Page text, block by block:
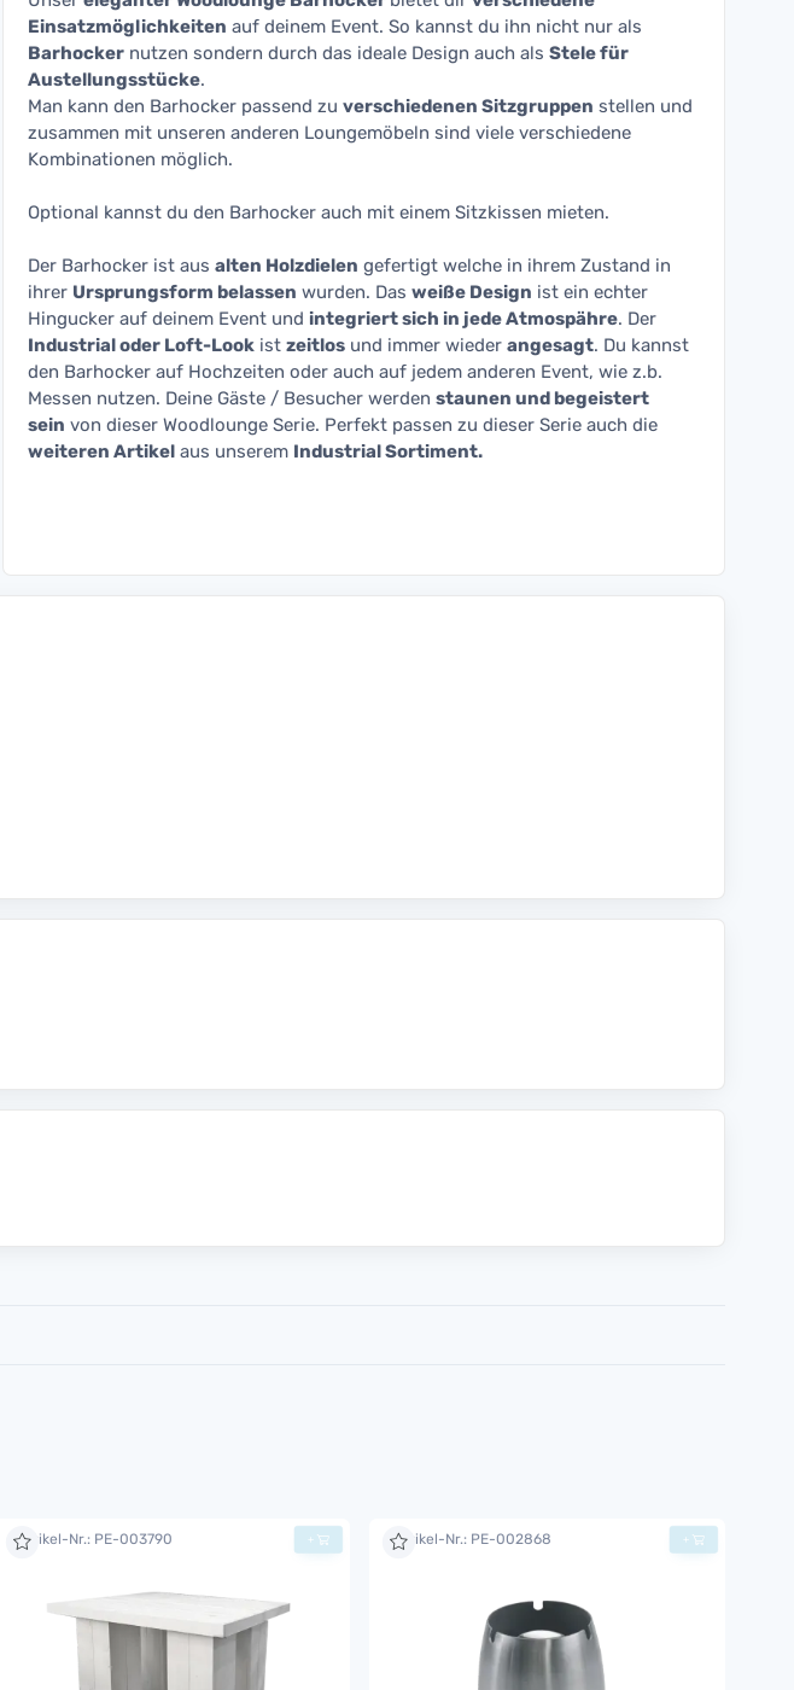
Einsatzmöglichkeiten auf deinem Event. So kannst du ihn nicht nur als
Barhocker nutzen sondern durch das ideale Design auch als Stele für
Austellungsstücke.
Man kann den Barhocker passend zu verschiedenen Sitzgruppen stellen und
zusammen mit unseren anderen Loungemöbeln sind viele verschiedene
Kombinationen möglich.
Optional kannst du den Barhocker auch mit einem Sitzkissen mieten.
Der Barhocker ist aus alten Holzdielen gefertigt welche in ihrem Zustand in
ihrer Ursprungsform belassen wurden. Das weiße Design ist ein echter
Hingucker auf deinem Event und integriert sich in jede Atmospähre. Der
Industrial oder Loft-Look ist zeitlos und immer wieder angesagt. Du kannst
den Barhocker auf Hochzeiten oder auch auf jedem anderen Event, wie z.b.
Messen nutzen. Deine Gäste / Besucher werden staunen und begeistert
sein von dieser Woodlounge Serie. Perfekt passen zu dieser Serie auch die
weiteren Artikel aus unserem Industrial Sortiment.
Artikel-Nr.: PE-003790 + Artikel-Nr.: PE-002868 +